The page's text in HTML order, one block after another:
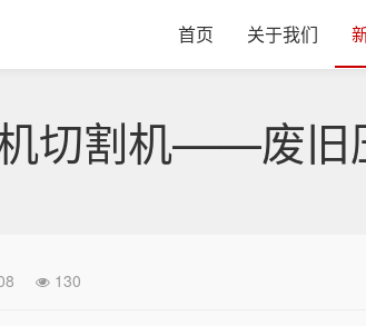
首页 关于我们
切割机——废旧
130